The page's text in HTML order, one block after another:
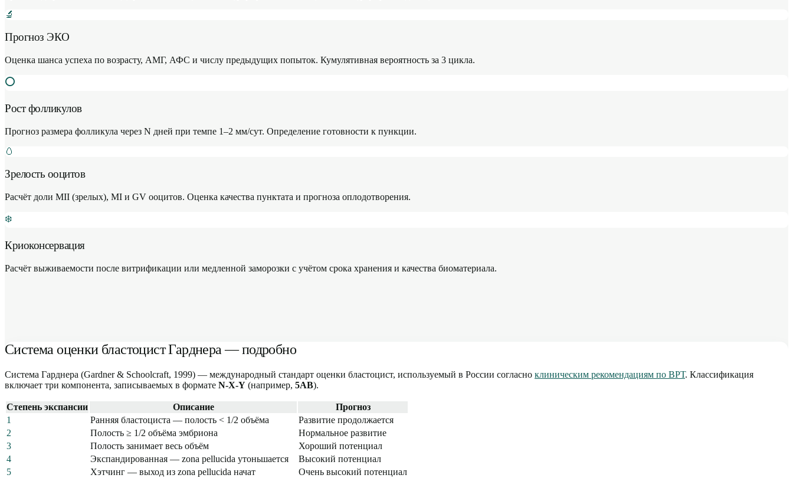
🔬
Прогноз ЭКО
Оценка шанса успеха по возрасту, АМГ, АФС и числу предыдущих попыток. Кумулятивная вероятность за 3 цикла.
⭕
Рост фолликулов
Прогноз размера фолликула через N дней при темпе 1–2 мм/сут. Определение готовности к пункции.
🥚
Зрелость ооцитов
Расчёт доли MII (зрелых), MI и GV ооцитов. Оценка качества пунктата и прогноза оплодотворения.
❄️
Криоконсервация
Расчёт выживаемости после витрификации или медленной заморозки с учётом срока хранения и качества биоматериала.
Система оценки бластоцист Гарднера — подробно
Система Гарднера (Gardner & Schoolcraft, 1999) — международный стандарт оценки бластоцист, используемый в России согласно клиническим рекомендациям по ВРТ. Классификация
включает три компонента, записываемых в формате N-X-Y (например, 5AB).
Степень экспансии Описание
Прогноз
1
Ранняя бластоциста — полость < 1/2 объёма
Развитие продолжается
2
Полость ≥ 1/2 объёма эмбриона
Нормальное развитие
3
Полость занимает весь объём
Хороший потенциал
4
Экспандированная — zona pellucida утоньшается
Высокий потенциал
5
Хэтчинг — выход из zona pellucida начат
Очень высокий потенциал